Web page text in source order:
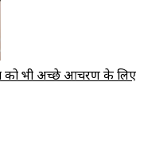
को भी अच्छे आचरण के लिए